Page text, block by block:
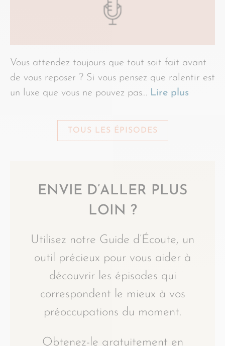
Vous attendez toujours que tout soit fait avant
de vous reposer ? Si vous pensez que ralentir est
un luxe que vous ne pouvez pas… Lire plus
TOUS LES ÉPISODES
ENVIE D’ALLER PLUS
LOIN ?
Utilisez notre Guide d’Écoute, un
outil précieux pour vous aider à
découvrir les épisodes qui
correspondent le mieux à vos
préoccupations du moment.
Obtenez-le gratuitement en